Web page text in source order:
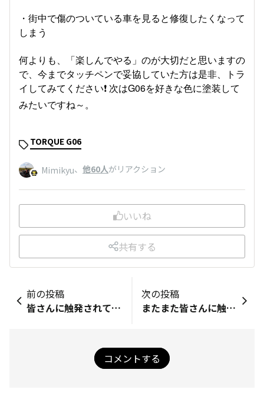
・街中で傷のついている車を見ると修復したくなって
しまう
何よりも、「楽しんでやる」のが大切だと思いますの
で、今までタッチペンで妥協していた方は是非、トラ
イしてみてください❗ 次はG06を好きな色に塗装して
みたいですね～。
TORQUE G06
Mimikyu、 他60人がリアクション
いいね
共有する
前の投稿
皆さんに触発されて。。。
次の投稿
またまた皆さんに触発されて。。。
コメントする